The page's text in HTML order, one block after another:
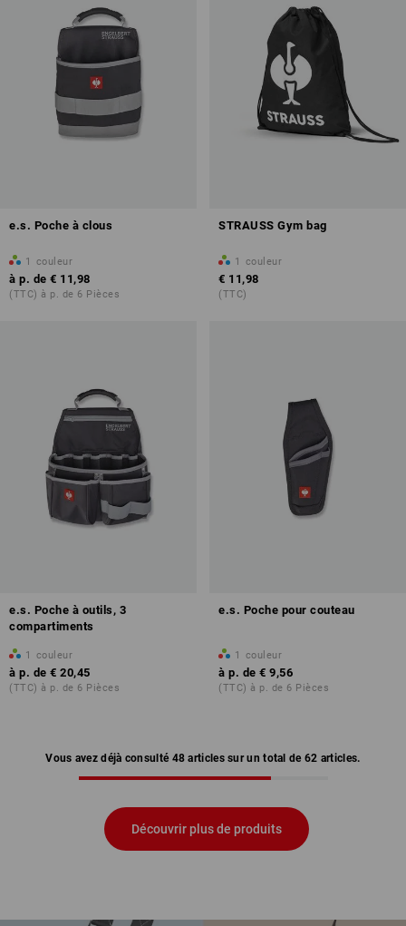
e.s. Poche à clous
1 couleur
à p. de € 11,98
(TTC) à p. de 6 Pièces
STRAUSS Gym bag
1 couleur
€ 11,98
(TTC)
e.s. Poche à outils, 3
compartiments
1 couleur
à p. de € 20,45
(TTC) à p. de 6 Pièces
e.s. Poche pour couteau
1 couleur
à p. de € 9,56
(TTC) à p. de 6 Pièces
Vous avez déjà consulté 48 articles sur un total de 62 articles.
Découvrir plus de produits